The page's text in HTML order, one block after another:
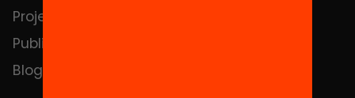
Projectes
Publicacions i vídeos
Blog